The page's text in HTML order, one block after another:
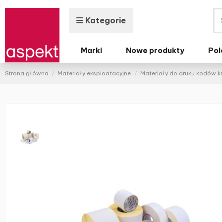
Kategorie
Marki Nowe produkty
Strona główna Materiały eksploatacyjne Materiały do druku kodów